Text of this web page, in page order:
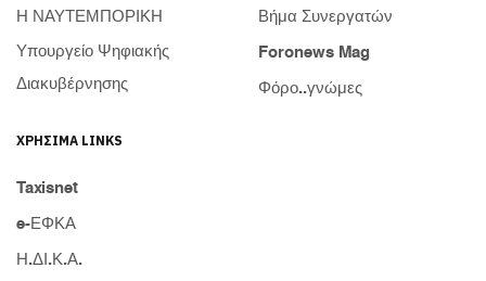
Η ΝΑΥΤΕΜΠΟΡΙΚΗ
Υπουργείο Ψηφιακής
Διακυβέρνησης
Βήμα Συνεργατών
Foronews Mag
Φόρο..γνώμες
ΧΡΉΣΙΜΑ LINKS
Taxisnet
e-ΕΦΚΑ
Η.ΔΙ.Κ.Α.